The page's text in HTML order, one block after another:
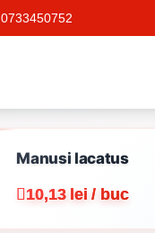
0733450752
Manusi lacatus
10,13 lei / buc